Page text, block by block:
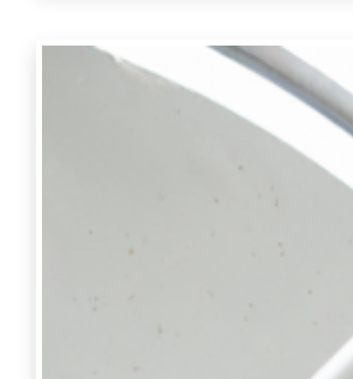
場分數膠著，但太空人隊一路保持良
節奏，在第三節拉開差距。比賽進
空人隊鄭名泓在射門時，打到防守
頭斷裂，只能替換隊友上場，成為
太空人隊且為培訓國手的臺北城市
提及守備表現，「今天比較常在跑
常我是打進攻，所以可能比較沒那
外，在女子組比賽中，忍者隊在第
6分，但依然氣勢不減。來自中國
隊長陳郁涵也把握節間休息，積極
醒隊員穩定節奏再進攻。正接受袋
他分享自己在比賽中的職責，「我
怎麼打防守、進攻，把節奏慢下來